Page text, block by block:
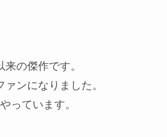
の傑作です。
ンになりました。
っています。